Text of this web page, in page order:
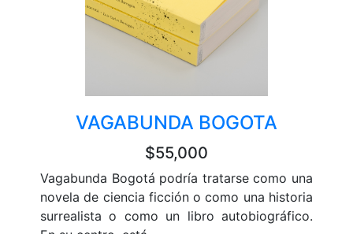
VAGABUNDA BOGOTA
$55,000
Vagabunda Bogotá podría tratarse como una
novela de ciencia ficción o como una historia
surrealista o como un libro autobiográfico.